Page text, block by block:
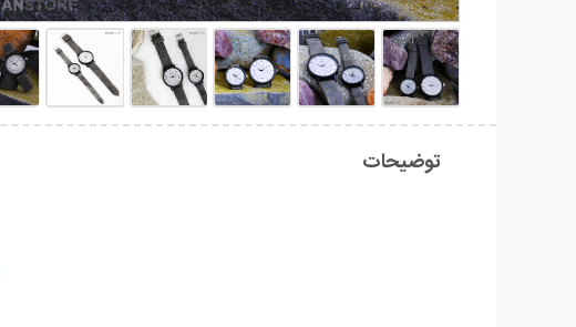
توضیحات